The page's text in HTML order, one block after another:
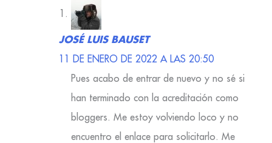
JOSÉ LUIS BAUSET
11 DE ENERO DE 2022 A LAS 20:50
Pues acabo de entrar de nuevo y no sé si
han terminado con la acreditación como
bloggers. Me estoy volviendo loco y no
encuentro el enlace para solicitarlo. Me